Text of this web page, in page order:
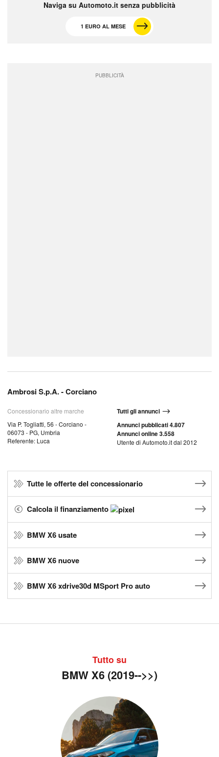
Naviga su Automoto.it senza pubblicità
1 EURO AL MESE
PUBBLICITÀ
Ambrosi S.p.A. - Corciano
Concessionario altre marche
Via P. Togliatti, 56 - Corciano -
06073 - PG, Umbria
Referente: Luca
Tutti gli annunci
Annunci pubblicati 4.807
Annunci online 3.558
Utente di Automoto.it dal 2012
Tutte le offerte del concessionario
Calcola il finanziamento
BMW X6 usate
BMW X6 nuove
BMW X6 xdrive30d MSport Pro auto
Tutto su
BMW X6 (2019-->>)